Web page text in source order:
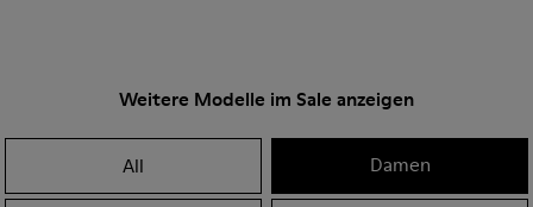
Weitere Modelle im Sale anzeigen
All Damen